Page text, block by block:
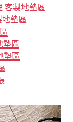
客製地墊區
墊區
墊區
墊區